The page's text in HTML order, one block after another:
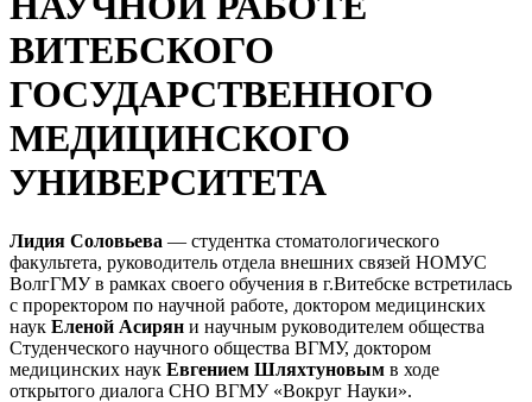
ВИТЕБСКОГО
ГОСУДАРСТВЕННОГО
МЕДИЦИНСКОГО
УНИВЕРСИТЕТА
Лидия Соловьева — студентка стоматологического
факультета, руководитель отдела внешних связей НОМУС
ВолгГМУ в рамках своего обучения в г.Витебске встретилась
с проректором по научной работе, доктором медицинских
наук Еленой Асирян и научным руководителем общества
Студенческого научного общества ВГМУ, доктором
медицинских наук Евгением Шляхтуновым в ходе
открытого диалога СНО ВГМУ «Вокруг Науки».